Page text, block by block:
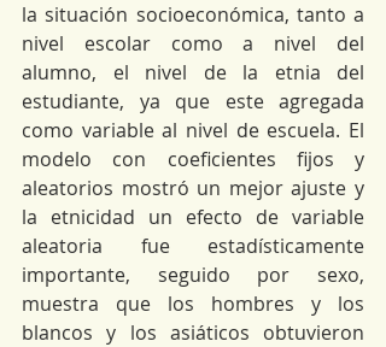
la situación socioeconómica, tanto a
nivel escolar como a nivel del
alumno, el nivel de la etnia del
estudiante, ya que este agregada
como variable al nivel de escuela. El
modelo con coeficientes fijos y
aleatorios mostró un mejor ajuste y
la etnicidad un efecto de variable
aleatoria fue estadísticamente
importante, seguido por sexo,
muestra que los hombres y los
blancos y los asiáticos obtuvieron